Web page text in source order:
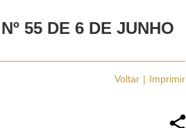
55 DE 6 DE JUNHO
Voltar Imprimir